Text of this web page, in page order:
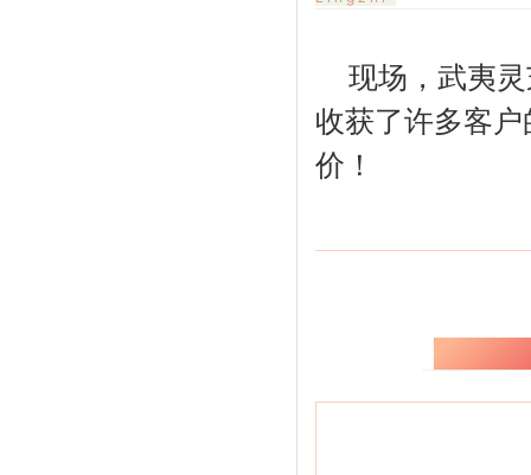
现场，武夷
收获了许多客
价！